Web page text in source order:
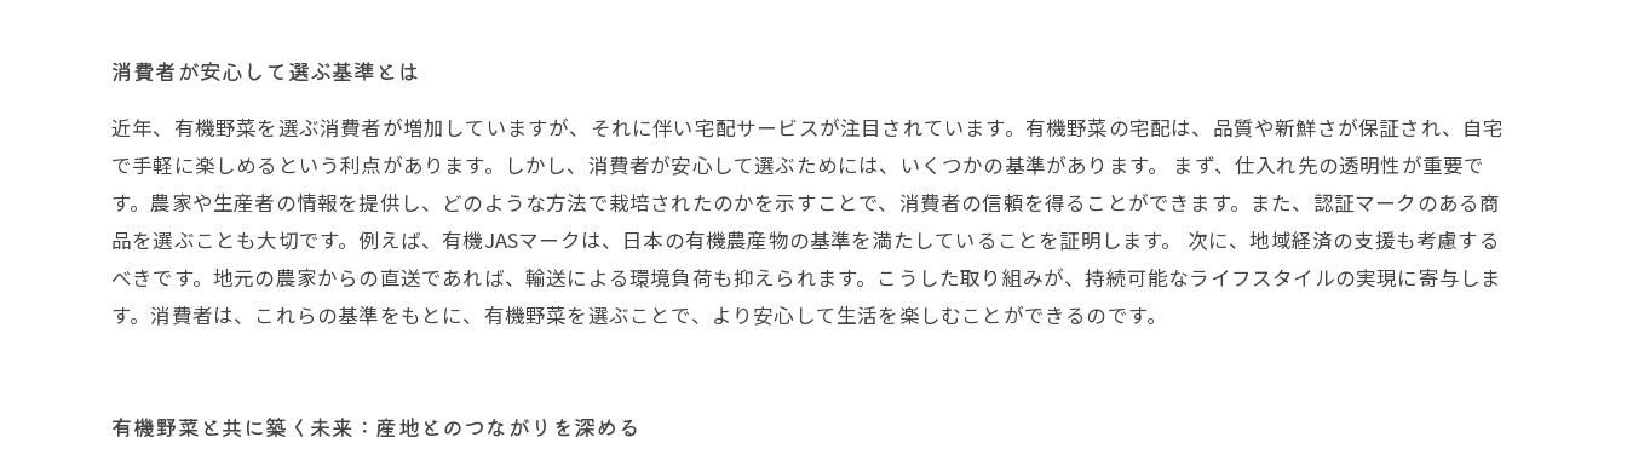
消費者が安心して選ぶ基準とは
近年、有機野菜を選ぶ消費者が増加していますが、それに伴い宅配サービスが注目されています。有機野菜の宅配は、品質や新鮮さが保証され、自宅
で手軽に楽しめるという利点があります。しかし、消費者が安心して選ぶためには、いくつかの基準があります。 まず、仕入れ先の透明性が重要で
す。農家や生産者の情報を提供し、どのような方法で栽培されたのかを示すことで、消費者の信頼を得ることができます。また、認証マークのある商
品を選ぶことも大切です。例えば、有機JASマークは、日本の有機農産物の基準を満たしていることを証明します。 次に、地域経済の支援も考慮する
べきです。地元の農家からの直送であれば、輸送による環境負荷も抑えられます。こうした取り組みが、持続可能なライフスタイルの実現に寄与しま
す。消費者は、これらの基準をもとに、有機野菜を選ぶことで、より安心して生活を楽しむことができるのです。
有機野菜と共に築く未来：産地とのつながりを深める